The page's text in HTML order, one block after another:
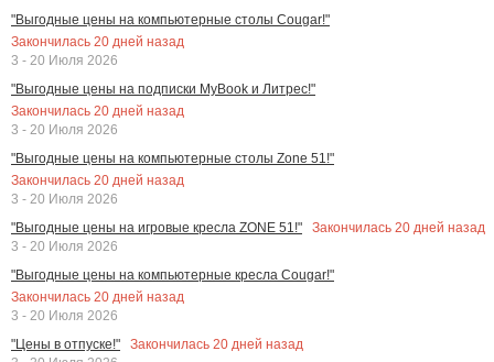
"Выгодные цены на компьютерные столы Cougar!"
Закончилась 20 дней назад
3 - 20 Июля 2026
"Выгодные цены на подписки MyBook и Литрес!"
Закончилась 20 дней назад
3 - 20 Июля 2026
"Выгодные цены на компьютерные столы Zone 51!"
Закончилась 20 дней назад
3 - 20 Июля 2026
"Выгодные цены на игровые кресла ZONE 51!"
Закончилась 20 дней назад
3 - 20 Июля 2026
"Выгодные цены на компьютерные кресла Cougar!"
Закончилась 20 дней назад
3 - 20 Июля 2026
"Цены в отпуске!"
Закончилась 20 дней назад